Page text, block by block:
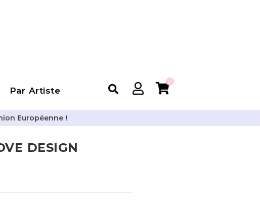
Par Artiste
0
Européenne !
DESIGN